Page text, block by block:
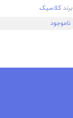
برندکلاسیک
ناموجود